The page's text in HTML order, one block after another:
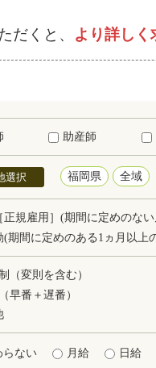
だくと、 より詳しく
助産師
選択 福岡県 全域
正規雇用］(期間に定めのな
(期間に定めのある1ヵ月以上
（変則を含む）
早番＋遅番）
らない 月給 日給